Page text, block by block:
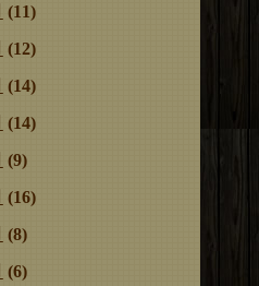
(11)
(12)
(14)
(14)
(9)
(16)
(8)
(6)